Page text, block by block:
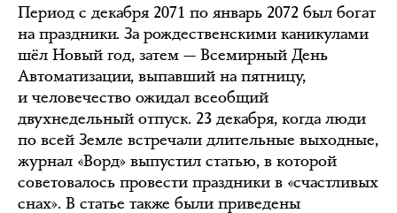
Период с декабря 2071 по январь 2072 был богат
на праздники. За рождественскими каникулами
шёл Новый год, затем — Всемирный День
Автоматизации, выпавший на пятницу,
и человечество ожидал всеобщий
двухнедельный отпуск. 23 декабря, когда люди
по всей Земле встречали длительные выходные,
журнал «Ворд» выпустил статью, в которой
советовалось провести праздники в «счастливых
снах». В статье также были приведены